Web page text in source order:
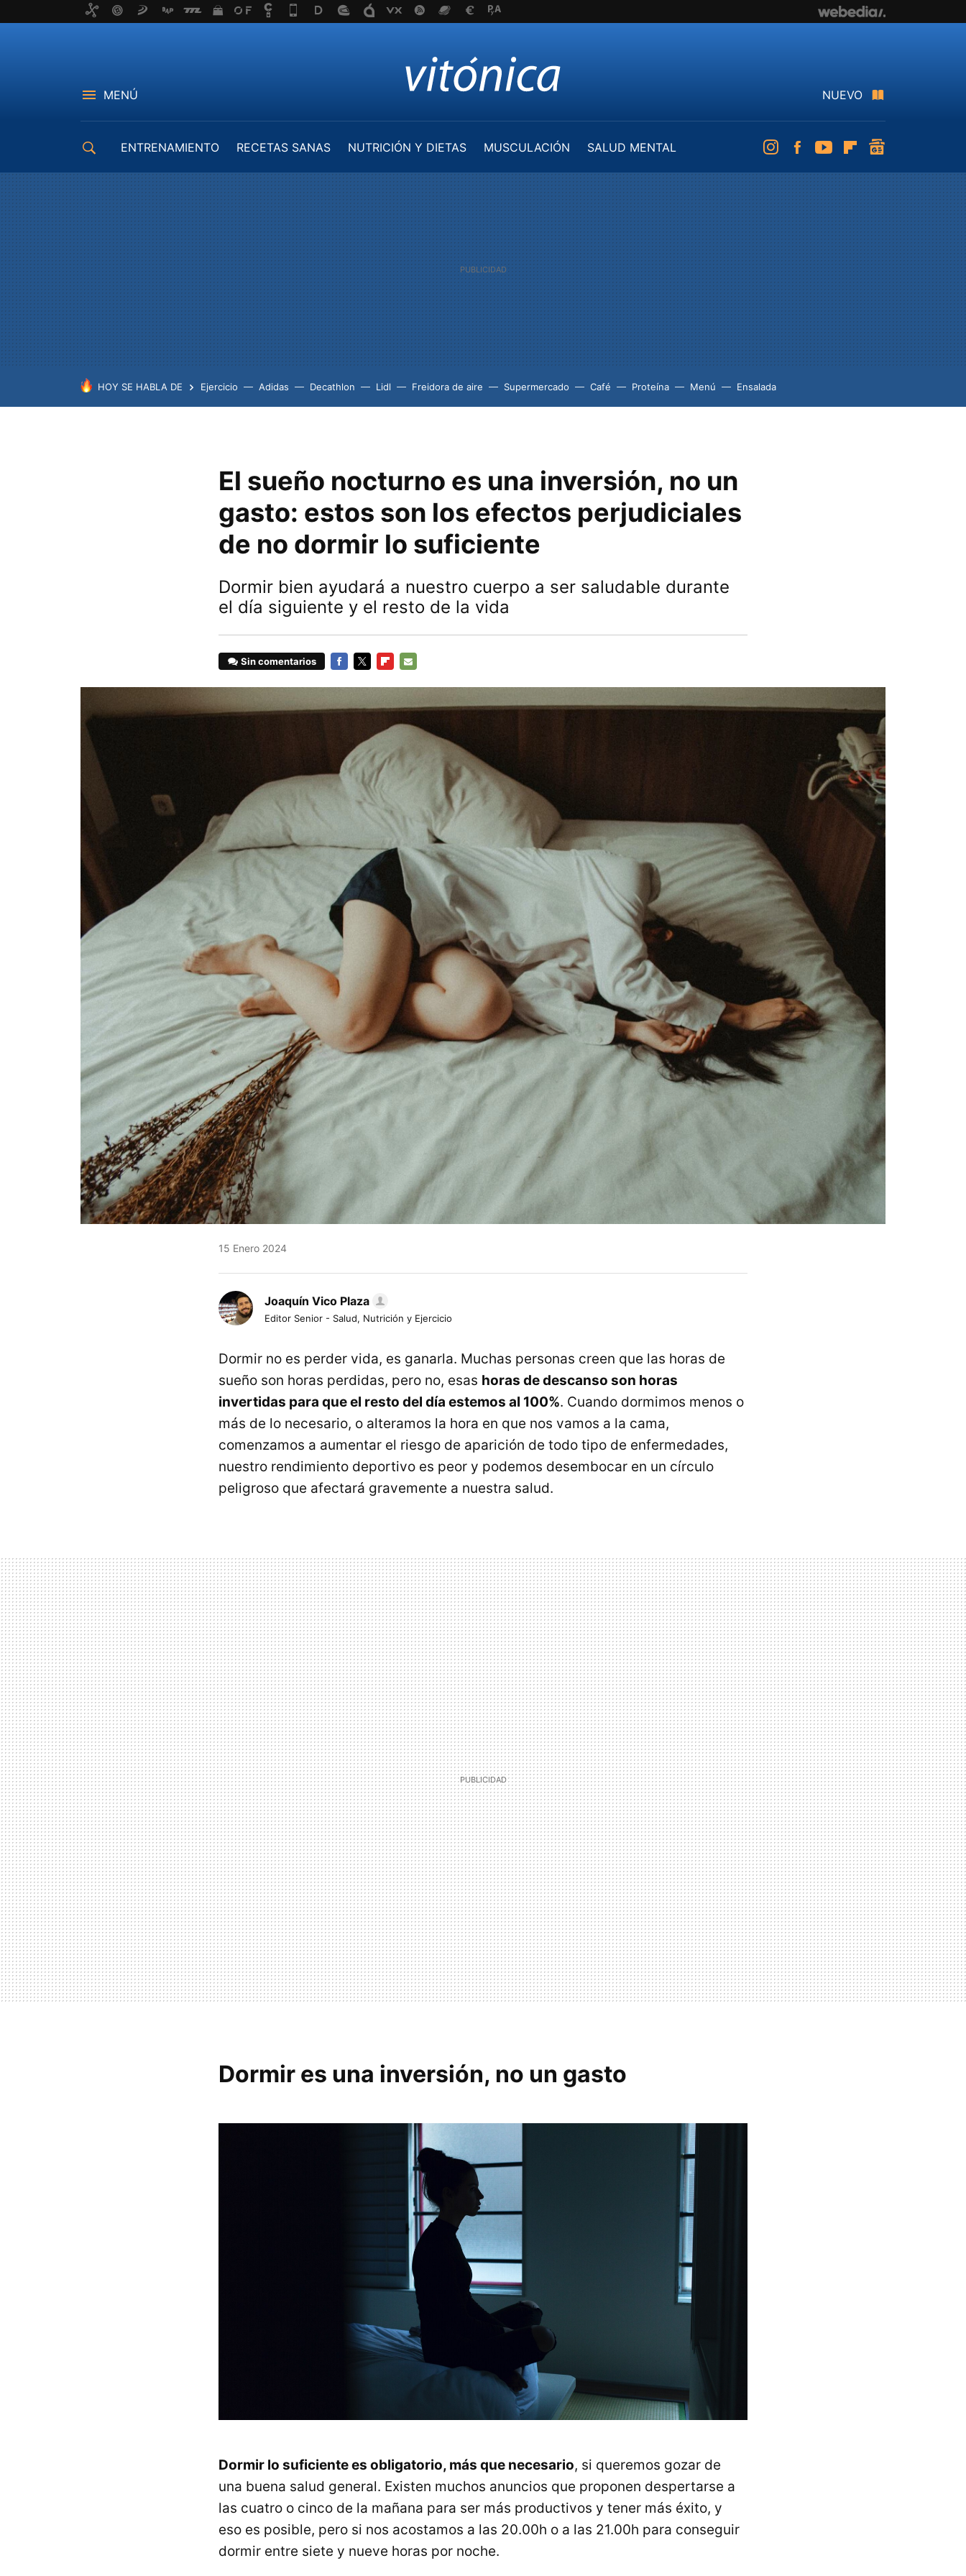
MENÚ NUEVO
ENTRENAMIENTO RECETAS SANAS NUTRICIÓN Y DIETAS MUSCULACIÓN
SALUD MENTAL
InstagramFacebookYoutubeFlipboard
HOY SE HABLA DE Ejercicio Adidas Decathlon Lidl Freidora de aire Supermercado Café Proteína Menú Ensalada
El sueño nocturno es una inversión, no un
gasto: estos son los efectos perjudiciales
de no dormir lo suficiente
Dormir bien ayudará a nuestro cuerpo a ser saludable durante
el día siguiente y el resto de la vida
Sin comentarios
15 Enero 2024
Joaquín Vico Plaza
Editor Senior - Salud, Nutrición y Ejercicio
Dormir no es perder vida, es ganarla. Muchas personas creen que las horas de
sueño son horas perdidas, pero no, esas horas de descanso son horas
invertidas para que el resto del día estemos al 100%. Cuando dormimos menos o
más de lo necesario, o alteramos la hora en que nos vamos a la cama,
comenzamos a aumentar el riesgo de aparición de todo tipo de enfermedades,
nuestro rendimiento deportivo es peor y podemos desembocar en un círculo
peligroso que afectará gravemente a nuestra salud.
Dormir es una inversión, no un gasto
Dormir lo suficiente es obligatorio, más que necesario, si queremos gozar de
una buena salud general. Existen muchos anuncios que proponen despertarse a
las cuatro o cinco de la mañana para ser más productivos y tener más éxito, y
eso es posible, pero si nos acostamos a las 20.00h o a las 21.00h para conseguir
dormir entre siete y nueve horas por noche.